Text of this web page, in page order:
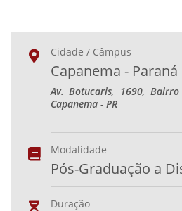
Cidade / Câmpus
Capanema - Paraná
Av. Botucaris, 1690,
Capanema - PR
Modalidade
Pós-Graduação a
Duração